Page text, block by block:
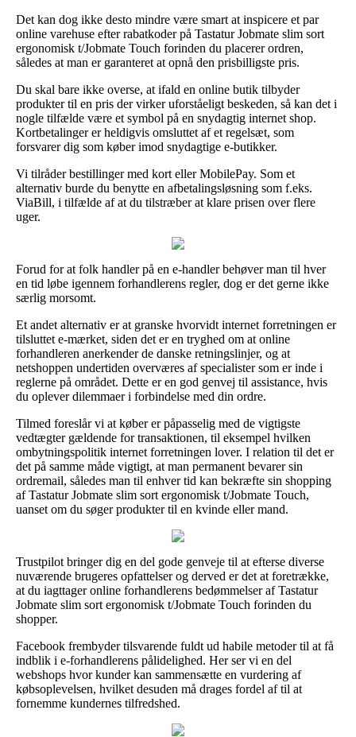
Det kan dog ikke desto mindre være smart at inspicere et par
online varehuse efter rabatkoder på Tastatur Jobmate slim sort
ergonomisk t/Jobmate Touch forinden du placerer ordren,
således at man er garanteret at opnå den prisbilligste pris.
Du skal bare ikke overse, at ifald en online butik tilbyder
produkter til en pris der virker uforståeligt beskeden, så kan det i
nogle tilfælde være et symbol på en snydagtig internet shop.
Kortbetalinger er heldigvis omsluttet af et regelsæt, som
forsvarer dig som køber imod snydagtige e-butikker.
Vi tilråder bestillinger med kort eller MobilePay. Som et
alternativ burde du benytte en afbetalingsløsning som f.eks.
ViaBill, i tilfælde af at du tilstræber at klare prisen over flere
uger.
Forud for at folk handler på en e-handler behøver man til hver
en tid løbe igennem forhandlerens regler, dog er det gerne ikke
særlig morsomt.
Et andet alternativ er at granske hvorvidt internet forretningen er
tilsluttet e-mærket, siden det er en tryghed om at online
forhandleren anerkender de danske retningslinjer, og at
netshoppen undertiden overværes af specialister som er inde i
reglerne på området. Dette er en god genvej til assistance, hvis
du oplever dilemmaer i forbindelse med din ordre.
Tilmed foreslår vi at køber er påpasselig med de vigtigste
vedtægter gældende for transaktionen, til eksempel hvilken
ombytningspolitik internet forretningen lover. I relation til det er
det på samme måde vigtigt, at man permanent bevarer sin
ordremail, således man til enhver tid kan bekræfte sin shopping
af Tastatur Jobmate slim sort ergonomisk t/Jobmate Touch,
uanset om du søger produkter til en kvinde eller mand.
Trustpilot bringer dig en del gode genveje til at efterse diverse
nuværende brugeres opfattelser og derved er det at foretrække,
at du iagttager online forhandlerens bedømmelser af Tastatur
Jobmate slim sort ergonomisk t/Jobmate Touch forinden du
shopper.
Facebook frembyder tilsvarende fuldt ud habile metoder til at få
indblik i e-forhandlerens pålidelighed. Her ser vi en del
webshops hvor kunder kan sammensætte en vurdering af
købsoplevelsen, hvilket desuden må drages fordel af til at
fornemme kundernes tilfredshed.